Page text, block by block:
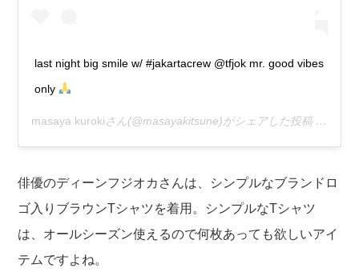
last night big smile w/ #jakartacrew @tfjok mr. good vibes
only
masaya kurokiさん(@masayakitsune)がシェアした投稿 –
俳優のディーンフジオカさんは、シンプルなブランドロ
ゴ入りブラウンTシャツを着用。シンプルなTシャツ
は、オールシーズン使えるので何枚あっても欲しいアイ
テムですよね。